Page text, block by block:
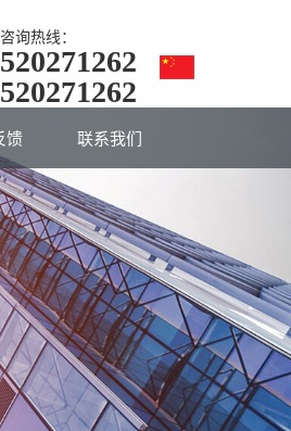
询热线：
馈 联系我们